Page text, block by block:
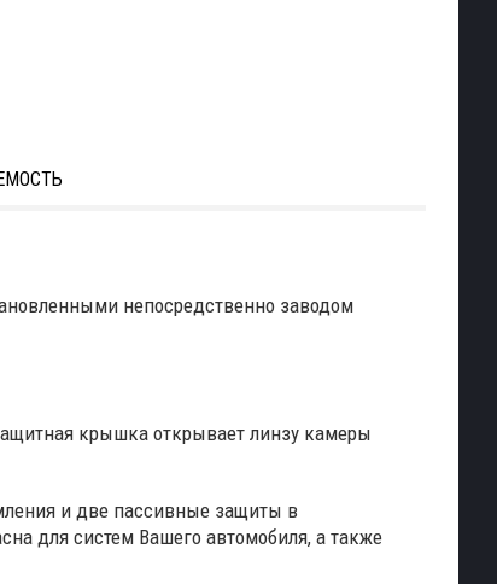
непосредственно заводом
крышка открывает линзу камеры
и две пассивные защиты в
для систем Вашего автомобиля, а также